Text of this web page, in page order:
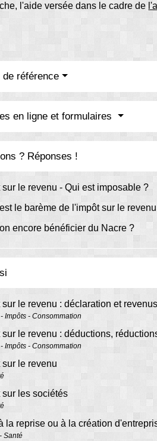
l'aide versée dans le cadre de
de référence
en ligne et formulaires
? Réponses !
sur le revenu - Qui est imposable ?
le barème de l'impôt sur le
encore bénéficier du Nacre ?
sur le revenu : déclaration et
Impôts - Consommation
sur le revenu : déductions,
Impôts - Consommation
sur le revenu
sur les sociétés
la reprise ou à la création
Santé